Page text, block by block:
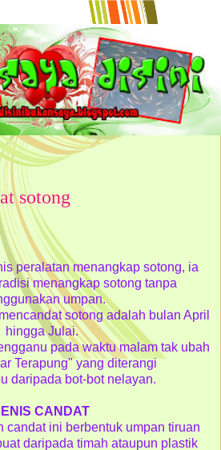
sotong
peralatan menangkap sotong, ia
menangkap sotong tanpa
umpan.
sotong adalah bulan April
hingga Julai.
pada waktu malam tak ubah
Terapung" yang diterangi
daripada bot-bot nelayan.
CANDAT
candat ini berbentuk umpan tiruan
daripada timah ataupun plastik